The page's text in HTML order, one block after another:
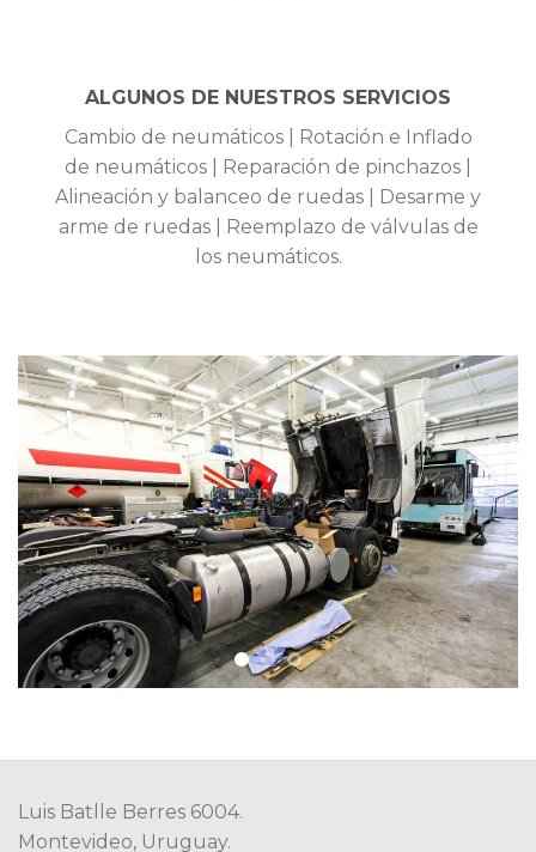
ALGUNOS DE NUESTROS SERVICIOS
Cambio de neumáticos | Rotación e Inflado
de neumáticos | Reparación de pinchazos |
Alineación y balanceo de ruedas | Desarme y
arme de ruedas | Reemplazo de válvulas de
los neumáticos.
Luis Batlle Berres 6004.
Montevideo, Uruguay.